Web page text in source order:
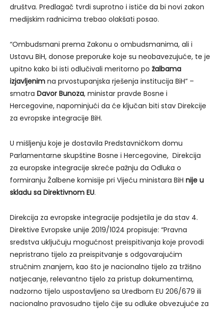
društva. Predlagač tvrdi suprotno i ističe da bi novi zakon
medijskim radnicima trebao olakšati posao.
“Ombudsmani prema Zakonu o ombudsmanima, ali i
Ustavu BiH, donose preporuke koje su neobavezujuće, te je
upitno kako bi isti odlučivali meritorno po žalbama
izjavljenim na prvostupanjska rješenja institucija BiH” –
smatra Davor Bunoza, ministar pravde Bosne i
Hercegovine, napominjući da će ključan biti stav Direkcije
za evropske integracije BiH.
U mišljenju koje je dostavila Predstavničkom domu
Parlamentarne skupštine Bosne i Hercegovine, Direkcija
za europske integracije skreće pažnju da Odluka o
formiranju Žalbene komisije pri Vijeću ministara BiH nije u
skladu sa Direktivnom EU.
Direkcija za evropske integracije podsjetila je da stav 4.
Direktive Evropske unije 2019/1024 propisuje: “Pravna
sredstva uključuju mogućnost preispitivanja koje provodi
nepristrano tijelo za preispitvanje s odgovarajućim
stručnim znanjem, kao što je nacionalno tijelo za tržišno
natjecanje, relevantno tijelo za pristup dokumentima,
nadzorno tijelo uspostavljeno sa Uredbom EU 206/679 ili
nacionalno pravosudno tijelo čije su odluke obvezujuće za